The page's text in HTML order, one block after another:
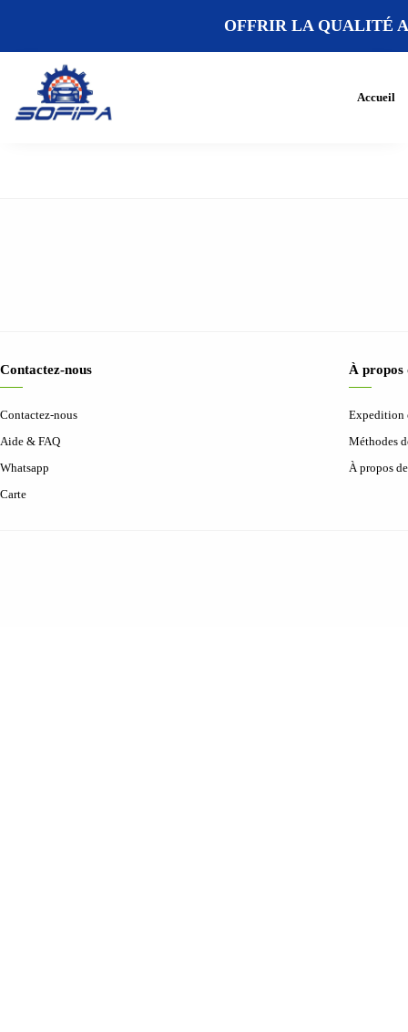
OFFRIR LA QUALITÉ
Accueil
Contactez-nous
Contactez-nous
Aide & FAQ
Whatsapp
Carte
À propos
Expedition
Méthodes
À propos